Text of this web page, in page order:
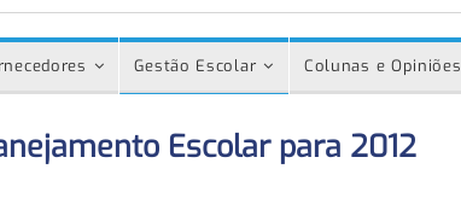
Gestão Escolar Colunas e Opiniões
Escolar para 2012